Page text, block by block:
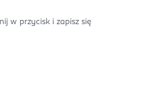
w przycisk i zapisz się